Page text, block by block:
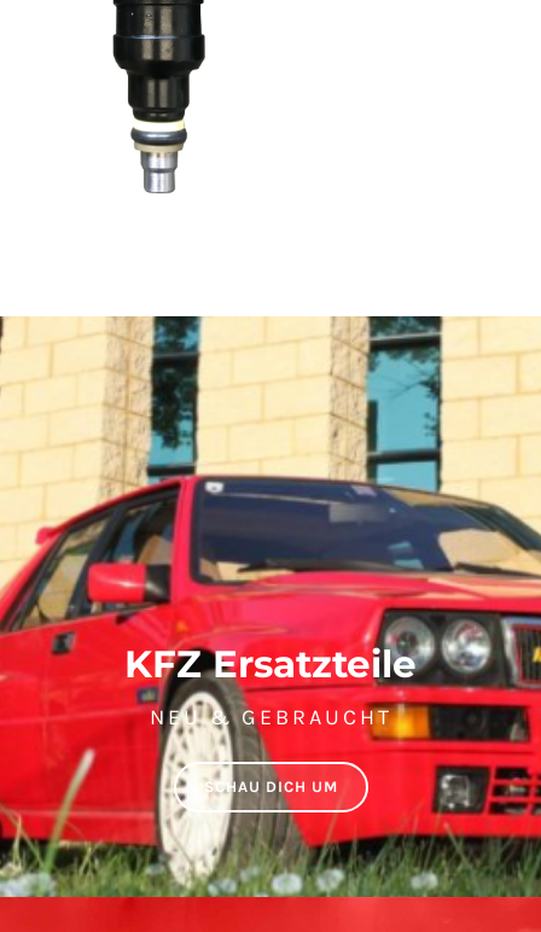
KFZ Ersatzteile
NEU & GEBRAUCHT
SCHAU DICH UM